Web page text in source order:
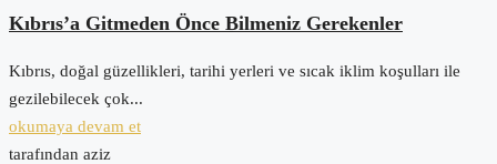
Kıbrıs’a Gitmeden Önce Bilmeniz Gerekenler
Kıbrıs, doğal güzellikleri, tarihi yerleri ve sıcak iklim koşulları ile
gezilebilecek çok...
okumaya devam et
tarafından aziz